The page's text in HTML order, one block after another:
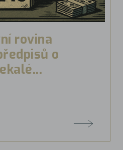
rovina
o